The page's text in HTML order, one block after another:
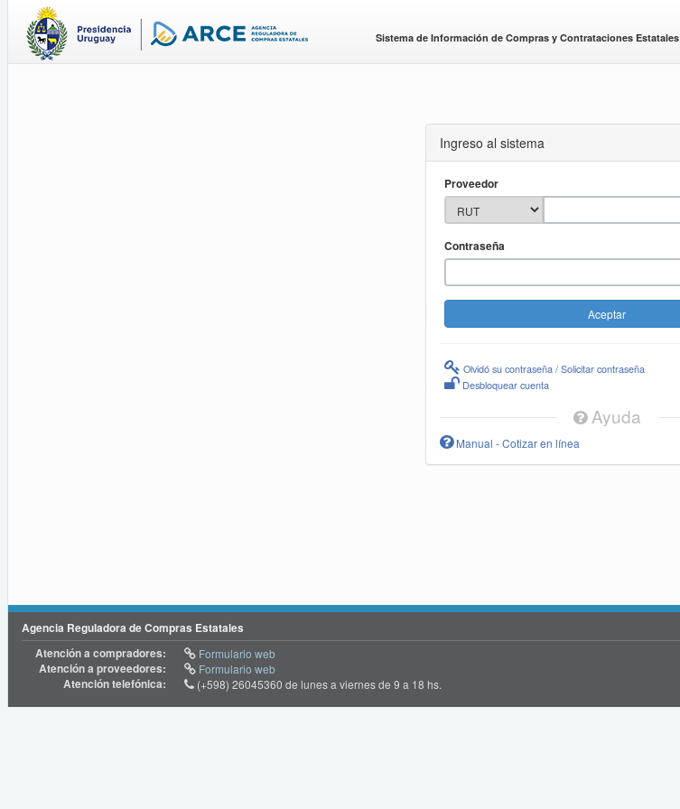
Sistema de Información de Compras y Contrataciones Estatales
Ingreso al sistema
Proveedor
Contraseña
Olvidó su contraseña / Solicitar contraseña
Desbloquear cuenta
Ayuda
Manual - Cotizar en línea
Agencia Reguladora de Compras Estatales
Atención a compradores:
Formulario web
Atención a proveedores: Formulario web
Atención telefónica: (+598) 26045360 de lunes a viernes de 9 a 18 hs.